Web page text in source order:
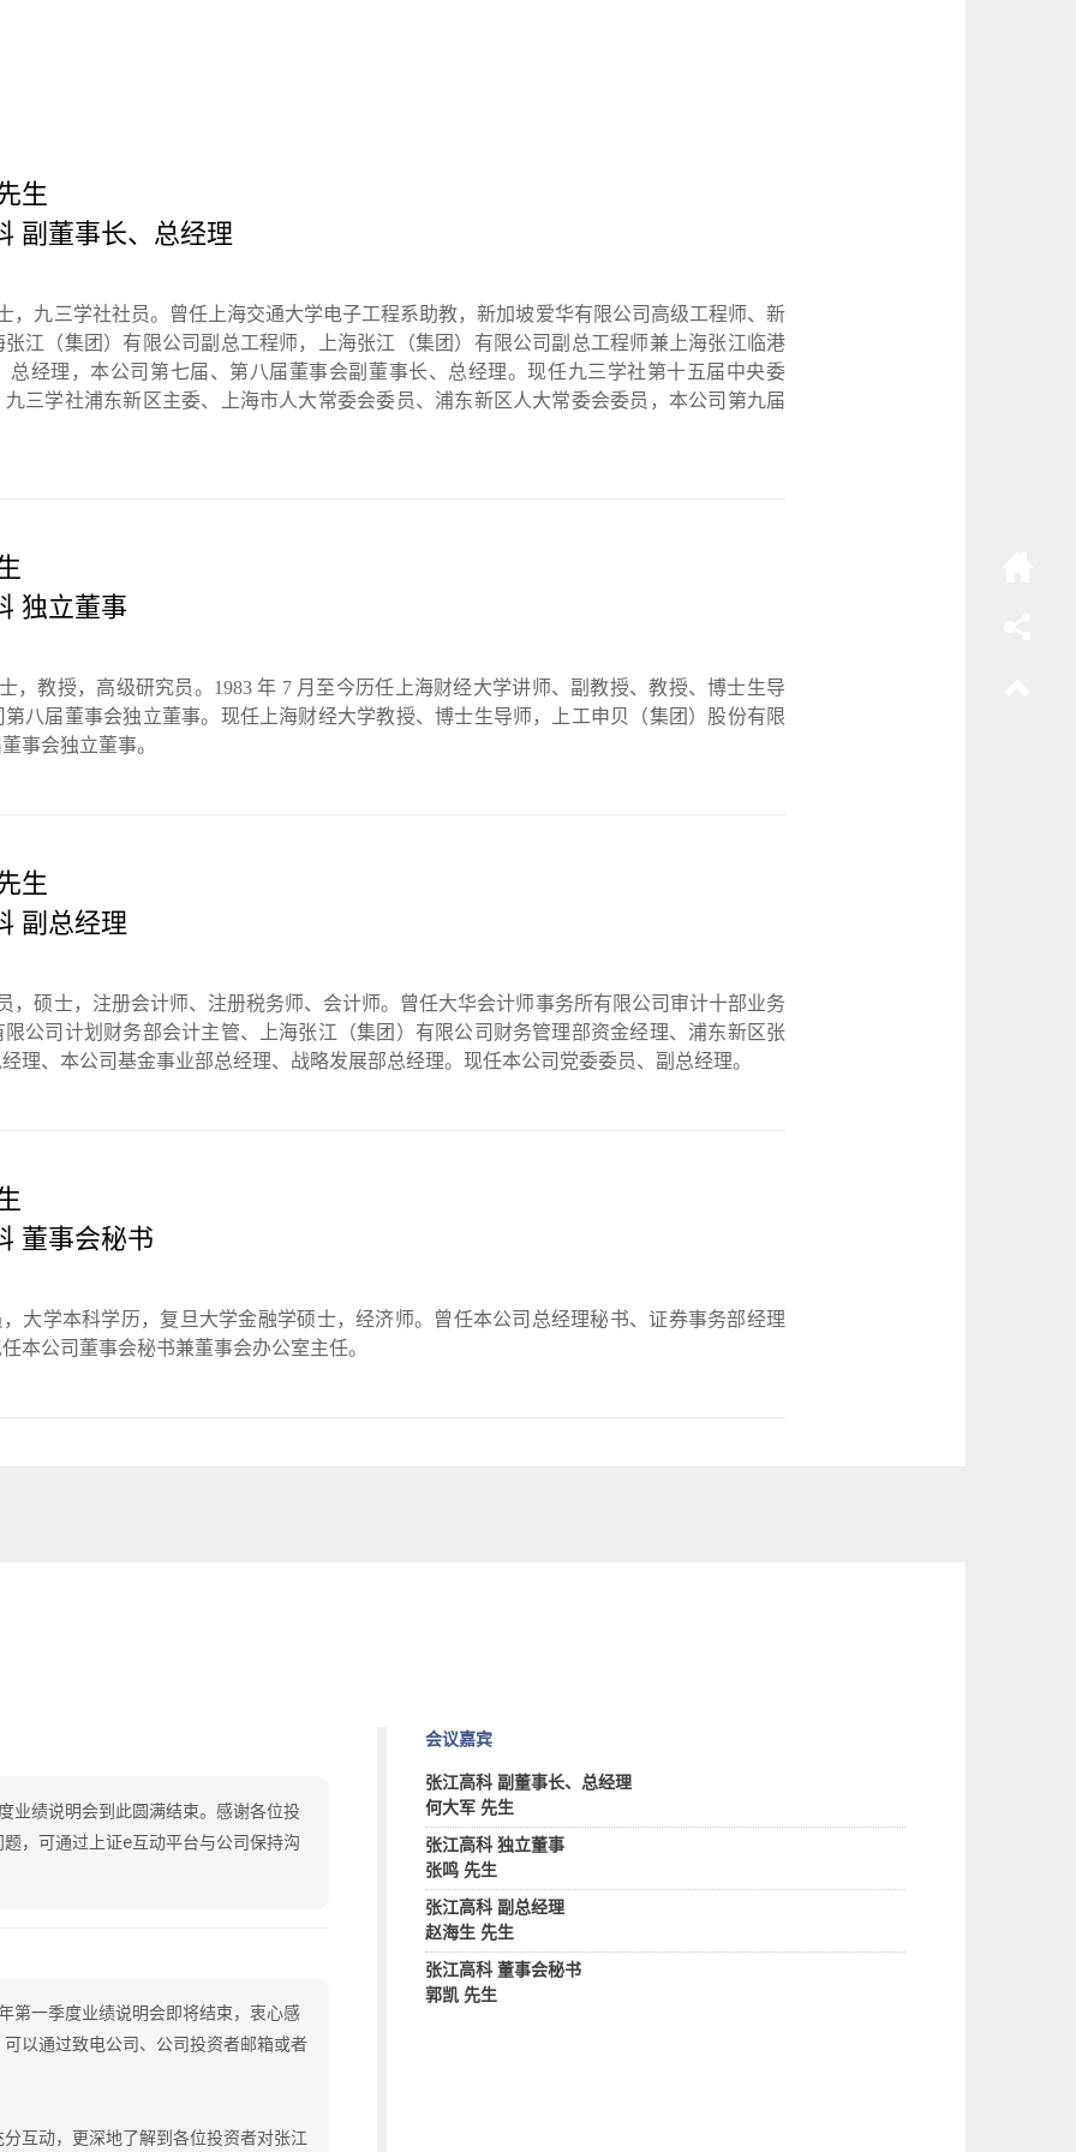
生
副董事长、总经理
，九三学社社员。曾任上海交通大学电子工程系助教，新加坡爱华有限公司高级工程师、新
江（集团）有限公司副总工程师，上海张江（集团）有限公司副总工程师兼上海张江临港
总经理，本公司第七届、第八届董事会副董事长、总经理。现任九三学社第十五届中央委
三学社浦东新区主委、上海市人大常委会委员、浦东新区人大常委会委员，本公司第九届
独立董事
，教授，高级研究员。1983 年 7 月至今历任上海财经大学讲师、副教授、教授、博士生导
八届董事会独立董事。现任上海财经大学教授、博士生导师，上工申贝（集团）股份有限
事会独立董事。
生
副总经理
，硕士，注册会计师、注册税务师、会计师。曾任大华会计师事务所有限公司审计十部业务
公司计划财务部会计主管、上海张江（集团）有限公司财务管理部资金经理、浦东新区张
理、本公司基金事业部总经理、战略发展部总经理。现任本公司党委委员、副总经理。
董事会秘书
大学本科学历，复旦大学金融学硕士，经济师。曾任本公司总经理秘书、证券事务部经理
本公司董事会秘书兼董事会办公室主任。
绩说明会到此圆满结束。感谢各位投
，可通过上证e互动平台与公司保持沟
第一季度业绩说明会即将结束，衷心感
以通过致电公司、公司投资者邮箱或者
互动，更深地了解到各位投资者对张江
会议嘉宾
张江高科 副董事长、总经理
何大军 先生
张江高科 独立董事
张鸣 先生
张江高科 副总经理
赵海生 先生
张江高科 董事会秘书
郭凯 先生